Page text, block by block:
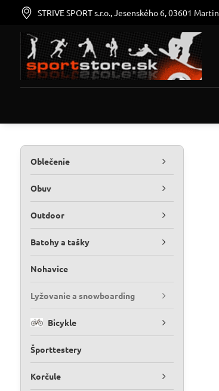
STRIVE SPORT s.r.o., Jesenského 6, 03601 Martin
Oblečenie
Obuv
Outdoor
Batohy a tašky
Nohavice
Lyžovanie a snowboarding
Bicykle
Športtestery
Korčule